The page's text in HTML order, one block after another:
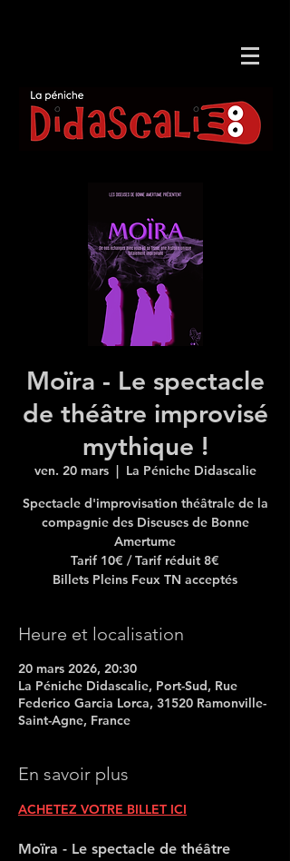
Moïra - Le spectacle
de théâtre improvisé
mythique !
ven. 20 mars
  |
La Péniche Didascalie
Spectacle d'improvisation théâtrale de la
compagnie des Diseuses de Bonne
Amertume
Tarif 10€ / Tarif réduit 8€
Billets Pleins Feux TN acceptés
Heure et localisation
20 mars 2026, 20:30
La Péniche Didascalie, Port-Sud, Rue
Federico Garcia Lorca, 31520 Ramonville-
Saint-Agne, France
En savoir plus
ACHETEZ VOTRE BILLET ICI
Moïra - Le spectacle de théâtre